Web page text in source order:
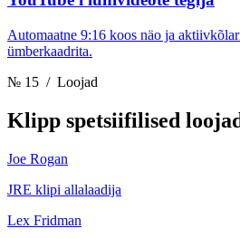
Automaatne 9:16 koos näo ja
ümberkaadrita.
№ 15 / Loojad
Klipp spetsiifilised
Joe Rogan
JRE klipi allalaadija
Lex Fridman